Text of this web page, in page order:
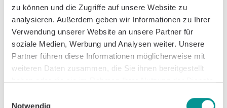
zu können und die Zugriffe auf unsere Website zu
analysieren. Außerdem geben wir Informationen zu Ihrer
Verwendung unserer Website an unsere Partner für
soziale Medien, Werbung und Analysen weiter. Unsere
Partner führen diese Informationen möglicherweise mit
weiteren Daten zusammen, die Sie ihnen bereitgestellt
haben oder die sie im Rahmen Ihrer Nutzung der Dienste
Notwendig
Im Caspar Clinic Team möchte Constanze Pfefferle
Patient*innen zur Seite stehen, die individuelle
Unterstützung benötigen. Dabei hilft ihr das breite
medizinische Fachwissen sowie ihre
psychotherapeutische und psychologische